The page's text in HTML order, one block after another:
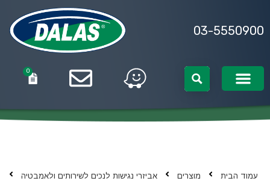
03-5550900
0
עמוד הבית מוצרים
אביזרי נגישות לנכים לשירותים ולאמבטיה